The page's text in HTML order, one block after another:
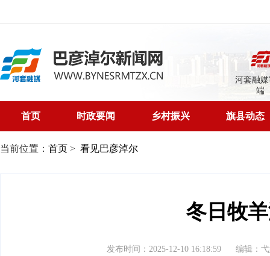
河套融
端
首页 时政要闻 乡村振兴 旗县动态
当前位置： 首页 > 看见巴彦淖尔
冬日牧
发布时间：2025-12-10 16:18:59 编辑：